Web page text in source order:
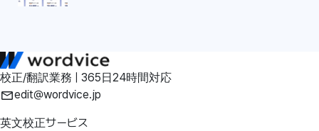
校正/翻訳業務 | 365日24時間対応
edit@wordvice.jp
英文校正サービス